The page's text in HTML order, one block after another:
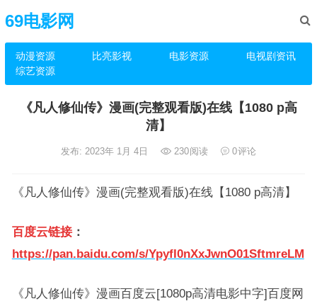
69电影网
动漫资源 比亮影视 电影资源
电视剧资讯
综艺资源
《凡人修仙传》漫画(完整观看版)在线【1080 p高
清】
发布: 2023年 1月 4日 230阅读 0评论
《凡人修仙传》漫画(完整观看版)在线【1080 p高清】
百度云链接：
https://pan.baidu.com/s/YpyfI0nXxJwnO01SftmreLM
《凡人修仙传》漫画百度云[1080p高清电影中字]百度网